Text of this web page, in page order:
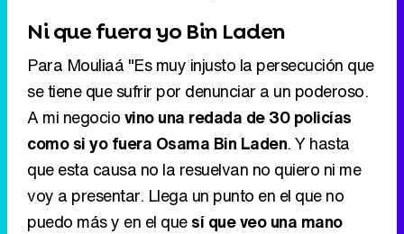
Ni que fuera yo Bin Laden
Para Mouliaá "Es muy injusto la persecución que
se tiene que sufrir por denunciar a un poderoso.
A mi negociovino una redada de 30 policías
como si yo fuera Osama Bin Laden. Y hasta
que esta causa no la resuelvan no quiero ni me
voy a presentar. Llega un punto en el que no
puedo más y en el quesí que veo una mano